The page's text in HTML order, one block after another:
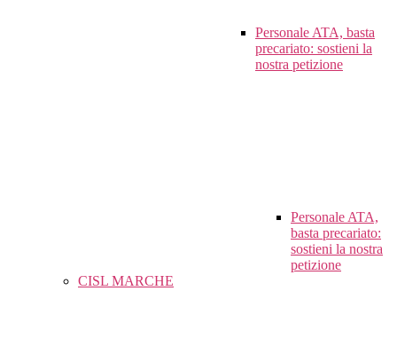
Personale ATA, basta
precariato: sostieni la
nostra petizione
Personale ATA,
basta precariato:
sostieni la nostra
petizione
CISL MARCHE